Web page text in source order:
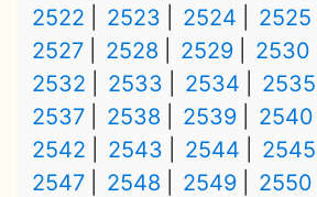
2522
2523 2524 2525
2527
2528 2529 2530
2532
2533 2534 2535
2537
2538 2539 2540
2542
2543 2544 2545
2547
2548 2549 2550